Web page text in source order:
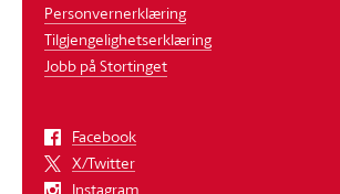
Personvernerklæring
Tilgjengelighetserklæring
Jobb på Stortinget
Facebook
X/Twitter
Instagram